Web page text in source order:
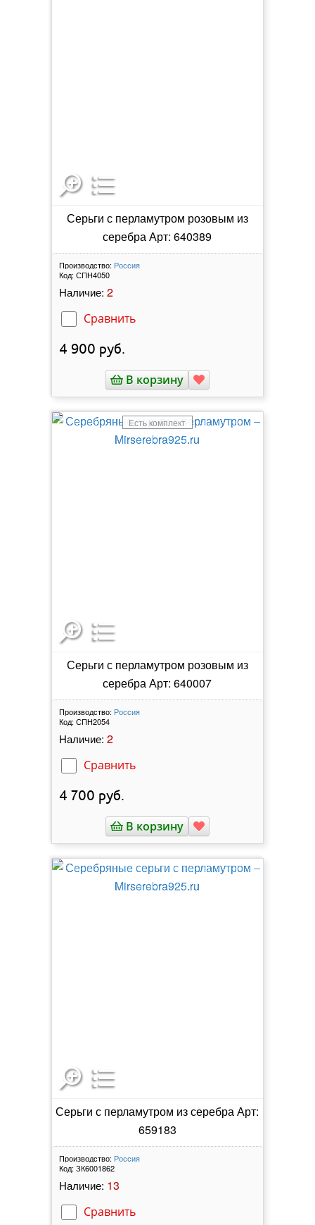
Серьги с перламутром розовым из
серебра Арт: 640389
Производство: Россия
Код: СПН4050
Наличие: 2
Сравнить
4 900 руб.
В корзину
Есть комплект
Серьги с перламутром розовым из
серебра Арт: 640007
Производство: Россия
Код: СПН2054
Наличие: 2
Сравнить
4 700 руб.
В корзину
Серьги с перламутром из серебра Арт:
659183
Производство: Россия
Код: ЗК6001862
Наличие: 13
Сравнить